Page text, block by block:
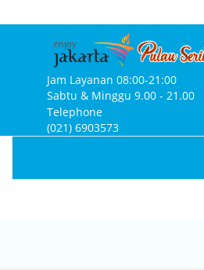
Jam Layanan 08:00-21:00
Sabtu & Minggu 9.00 - 21.00
Telephone
(021) 6903573